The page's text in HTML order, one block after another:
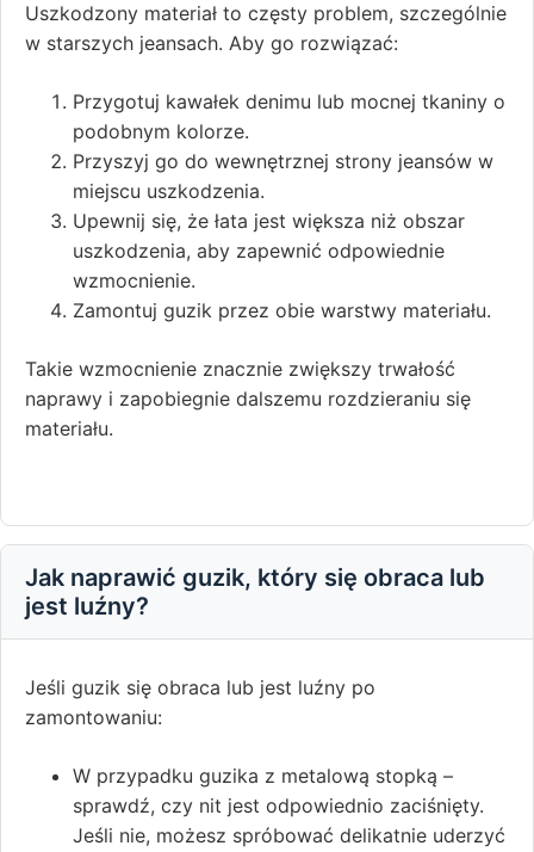
Uszkodzony materiał to częsty problem, szczególnie
w starszych jeansach. Aby go rozwiązać:
Przygotuj kawałek denimu lub mocnej tkaniny o
podobnym kolorze.
Przyszyj go do wewnętrznej strony jeansów w
miejscu uszkodzenia.
Upewnij się, że łata jest większa niż obszar
uszkodzenia, aby zapewnić odpowiednie
wzmocnienie.
Zamontuj guzik przez obie warstwy materiału.
Takie wzmocnienie znacznie zwiększy trwałość
naprawy i zapobiegnie dalszemu rozdzieraniu się
materiału.
Jak naprawić guzik, który się obraca lub
jest luźny?
Jeśli guzik się obraca lub jest luźny po
zamontowaniu:
W przypadku guzika z metalową stopką –
sprawdź, czy nit jest odpowiednio zaciśnięty.
Jeśli nie, możesz spróbować delikatnie uderzyć